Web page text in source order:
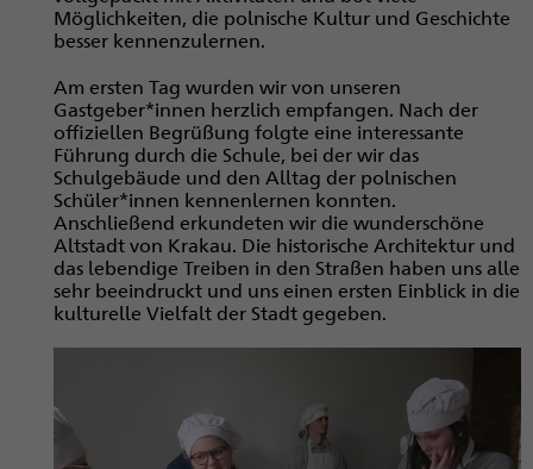
Möglichkeiten, die polnische Kultur und Geschichte
besser kennenzulernen.
Am ersten Tag wurden wir von unseren
Gastgeber*innen herzlich empfangen. Nach der
offiziellen Begrüßung folgte eine interessante
Führung durch die Schule, bei der wir das
Schulgebäude und den Alltag der polnischen
Schüler*innen kennenlernen konnten.
Anschließend erkundeten wir die wunderschöne
Altstadt von Krakau. Die historische Architektur und
das lebendige Treiben in den Straßen haben uns alle
sehr beeindruckt und uns einen ersten Einblick in die
kulturelle Vielfalt der Stadt gegeben.